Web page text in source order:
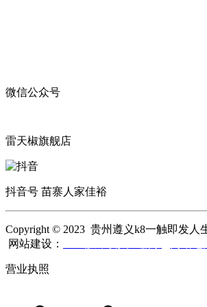
微信公众号
雷天椒旗舰店
抖音号 苗寨人家佳裕
Copyright © 2023 贵州遵义k8一触即发人
网站建设：
营业执照